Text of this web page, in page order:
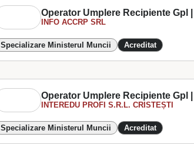
Operator Umplere Recipiente Gpl
INFO ACCRP SRL
Specializare Ministerul Muncii Acreditat
Operator Umplere Recipiente Gpl
INTEREDU PROFI S.R.L. CRISTEȘTI
Specializare Ministerul Muncii Acreditat